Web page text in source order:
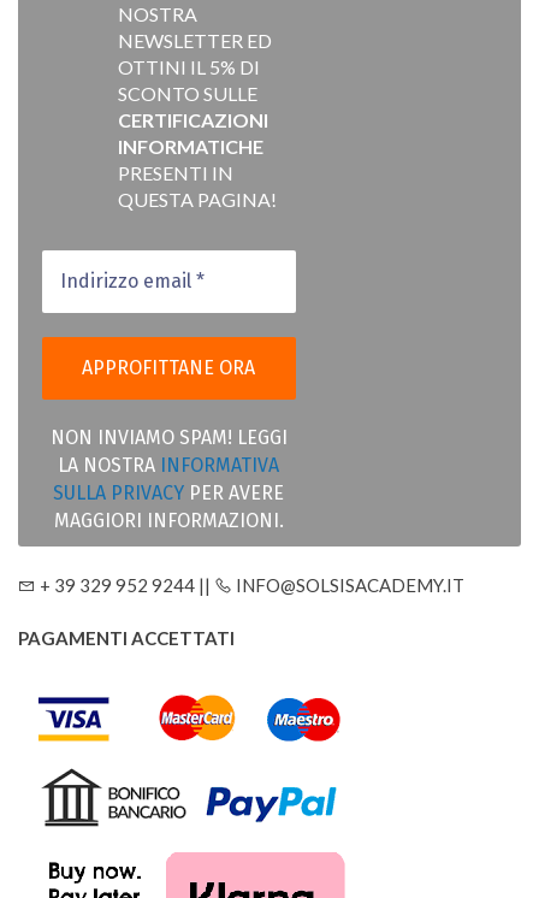
NOSTRA
NEWSLETTER ED
OTTINI IL 5% DI
SCONTO SULLE
CERTIFICAZIONI
INFORMATICHE
PRESENTI IN
QUESTA PAGINA!
NON INVIAMO SPAM! LEGGI
LA NOSTRA INFORMATIVA
SULLA PRIVACY PER AVERE
MAGGIORI INFORMAZIONI.
+ 39 329 952 9244 || INFO@SOLSISACADEMY.IT
PAGAMENTI ACCETTATI